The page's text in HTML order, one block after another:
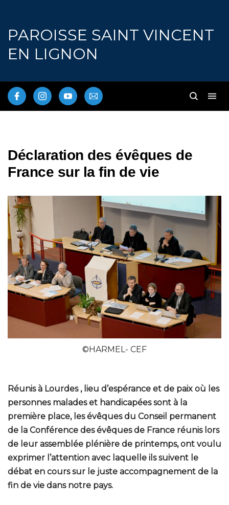
PAROISSE SAINT VINCENT
EN LIGNON
Déclaration des évêques de
France sur la fin de vie
©HARMEL- CEF
Réunis à Lourdes , lieu d’espérance et de paix où les
personnes malades et handicapées sont à la
première place, les évêques du Conseil permanent
de la Conférence des évêques de France réunis lors
de leur assemblée plénière de printemps, ont voulu
exprimer l’attention avec laquelle ils suivent le
débat en cours sur le juste accompagnement de la
fin de vie dans notre pays.